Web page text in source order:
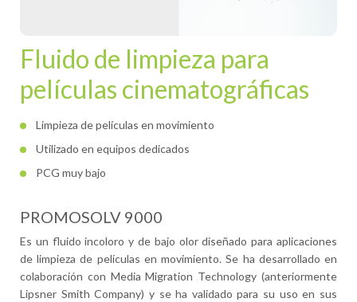
Fluido de limpieza para
películas cinematográficas
Limpieza de películas en movimiento
Utilizado en equipos dedicados
PCG muy bajo
PROMOSOLV 9000
Es un fluido incoloro y de bajo olor diseñado para aplicaciones
de limpieza de películas en movimiento. Se ha desarrollado en
colaboración con Media Migration Technology (anteriormente
Lipsner Smith Company) y se ha validado para su uso en sus